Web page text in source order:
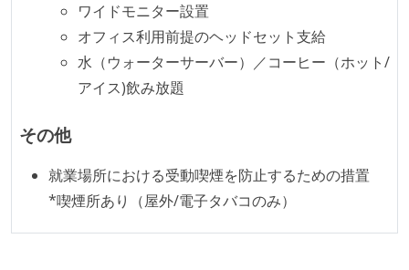
ワイドモニター設置
オフィス利用前提のヘッドセット支給
水（ウォーターサーバー）／コーヒー（ホット/
アイス)飲み放題
その他
就業場所における受動喫煙を防止するための措置
*喫煙所あり（屋外/電子タバコのみ）